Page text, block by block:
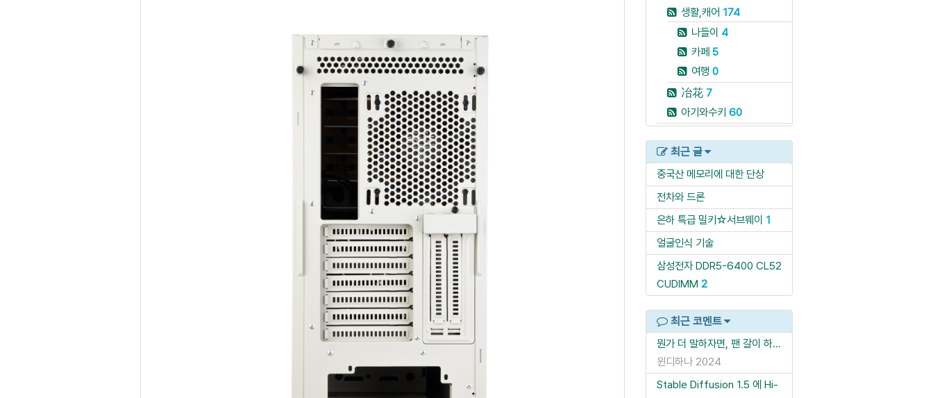
생활,캐어 174
나들이 4
카페 5
여행 0
冶花 7
아기와수키 60
최근 글
중국산 메모리에 대한 단상
전차와 드론
은하 특급 밀키☆서브웨이 1
얼굴인식 기술
삼성전자 DDR5-6400 CL52
CUDIMM 2
최근 코멘트
뭔가 더 말하자면, 팬 갈이 하...
윈디하나 2024
Stable Diffusion 1.5 에 Hi-